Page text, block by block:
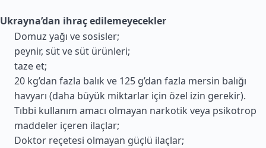
Ukrayna’dan ihraç edilemeyecekler
Domuz yağı ve sosisler;
peynir, süt ve süt ürünleri;
taze et;
20 kg’dan fazla balık ve 125 g’dan fazla mersin balığı
havyarı (daha büyük miktarlar için özel izin gerekir).
Tıbbi kullanım amacı olmayan narkotik veya psikotrop
maddeler içeren ilaçlar;
Doktor reçetesi olmayan güçlü ilaçlar;